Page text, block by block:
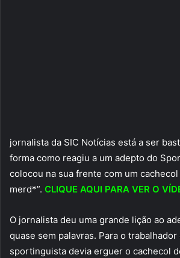
jornalista da SIC Notícias está a ser
forma como reagiu a um adepto do
colocou na sua frente com um cachecol
merd*”. CLIQUE AQUI PARA VER O
O jornalista deu uma grande lição ao
quase sem palavras. Para o trabalhador
sportinguista devia erguer o cachecol